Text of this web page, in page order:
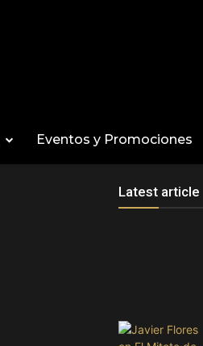
Eventos y Promociones
Latest article